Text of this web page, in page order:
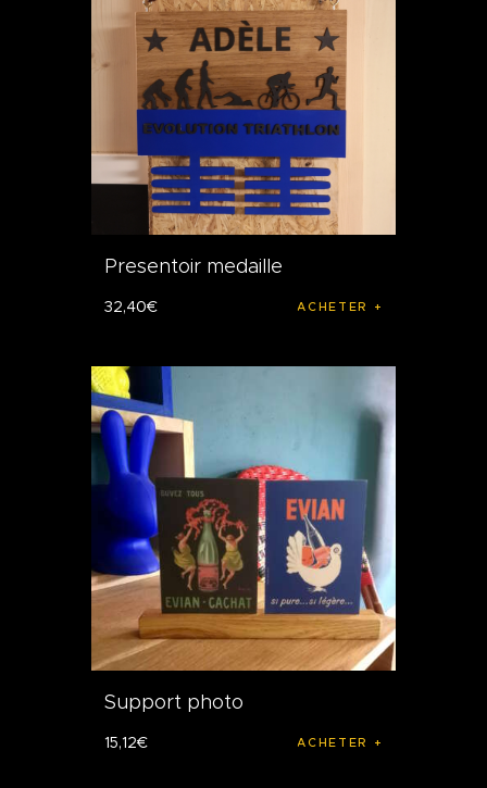
Presentoir medaille
32,40€ ACHETER
Support photo
15,12€ ACHETER